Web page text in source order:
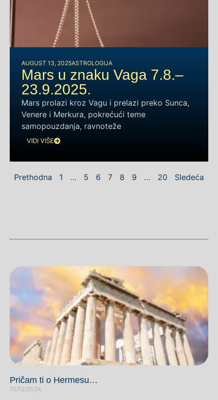
AUGUST 13, 2025ASTROLOGIJA
Mars u znaku Vaga 7.8.–
23.9.2025.
Mars prolazi kroz Vagu i prelazi preko Sunca,
Venere i Merkura, pokrećući teme
samopouzdanja, ravnoteže
VIDI VIŠE
Prethodna 1 … 5 6 7 8 9 … 20 Sledeća
Pričam ti o Hermesu…
10/12/2024